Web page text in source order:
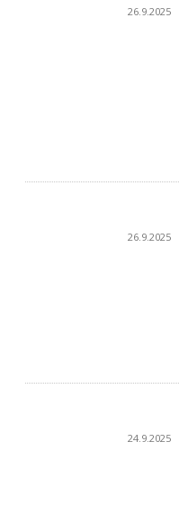
26.9.2025
26.9.2025
24.9.2025